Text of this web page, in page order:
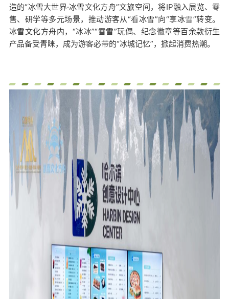
造的“冰雪大世界·冰雪文化方舟”文旅空间，将IP融入展览、零
售、研学等多元场景，推动游客从“看冰雪”向“享冰雪”转变。
冰雪文化方舟内，“冰冰”“雪雪”玩偶、纪念徽章等百余款衍生
产品备受青睐，成为游客必带的“冰城记忆”，掀起消费热潮。